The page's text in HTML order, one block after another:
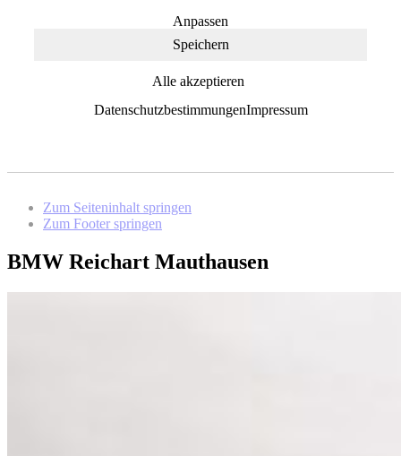
Speichern
Alle akzeptieren
Anpassen
DatenschutzbestimmungenImpressum
Zum Seiteninhalt springen
Zum Footer springen
BMW Reichart Mauthausen